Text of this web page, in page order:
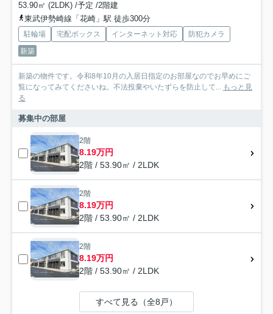
53.90㎡ (2LDK) /予定 /2階建
東武伊勢崎線「花崎」駅 徒歩300分
駐輪場 宅配ボックス インターネット対応
防犯カメラ
新築
新築の物件です。令和8年10月の入居日指定のお部屋なのでお早めにご
覧になってみてくださいね。不法投棄やいたずらを防止して... もっと見
る
募集中の部屋
2階
8.19万円
2階 / 53.90㎡ / 2LDK
2階
8.19万円
2階 / 53.90㎡ / 2LDK
2階
8.19万円
2階 / 53.90㎡ / 2LDK
すべて見る（全8戸）